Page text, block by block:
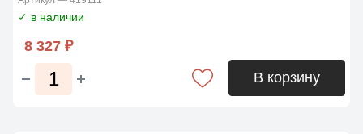
✓ в наличии
8 327 ₽
В корзину